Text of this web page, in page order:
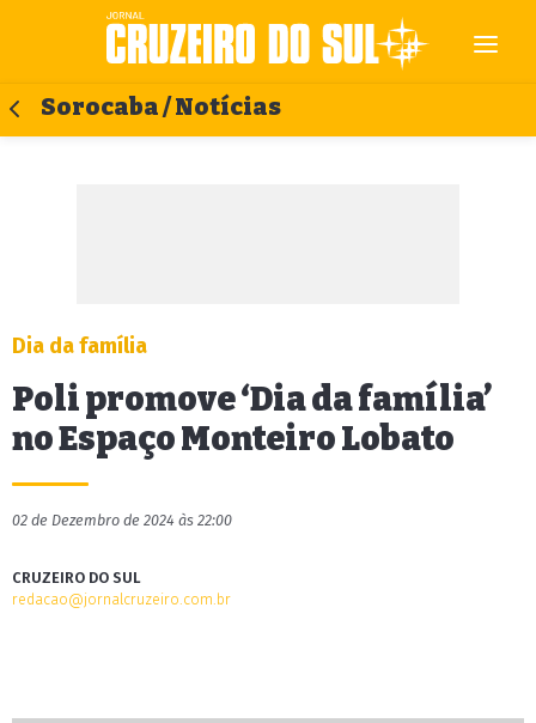
Sorocaba / Notícias
Dia da família
Poli promove ‘Dia da família’
no Espaço Monteiro Lobato
02 de Dezembro de 2024 às 22:00
CRUZEIRO DO SUL
redacao@jornalcruzeiro.com.br